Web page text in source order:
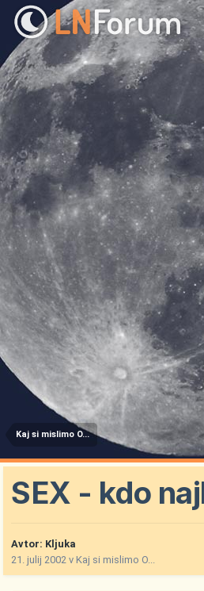
Kaj si mislimo O...
SEX - kdo
Avtor: Kljuka
21. julij 2002 vKaj si mislimo O...